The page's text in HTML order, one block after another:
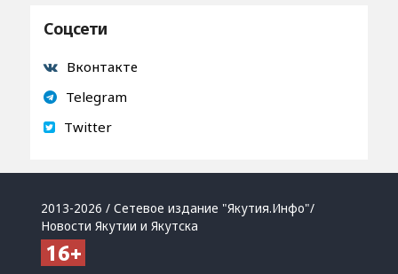
Соцсети
Вконтакте
Telegram
Twitter
2013-2026 / Сетевое издание "Якутия.Инфо"/
Новости Якутии и Якутска